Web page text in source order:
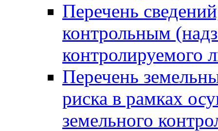
Перечень
контрольным
контролируемого
Перечень
риска в рамках
земельного